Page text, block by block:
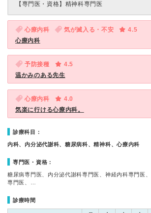
【専門医・資格】 精神科専門医
心療内科 気が滅入る・不安
4.5
心療内科
予防接種
4.5
温かみのある先生
心療内科
4.0
気楽に行ける心療内科。
診療科目：
内科、内分泌代謝科、糖尿病科、精神科、心療内科
専門医・資格：
糖尿病専門医、内分泌代謝科専門医、神経内科専門医
専門医、…
診療時間